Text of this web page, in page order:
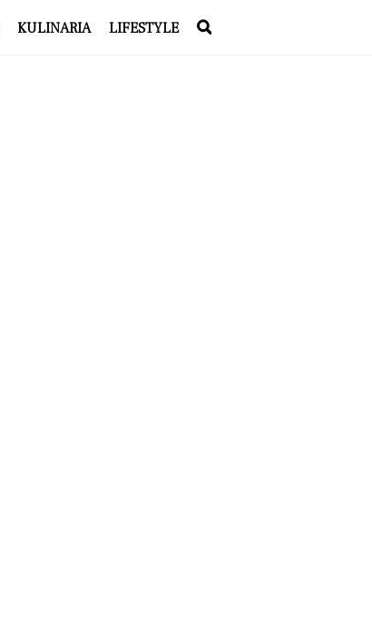
KULINARIA LIFESTYLE